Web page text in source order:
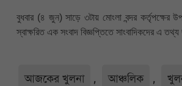
বুধবার (৪ জুন) সাড়ে ৩টায় মোংলা বন্দর কর্তৃপক্ষের
স্বাক্ষরিত এক সংবাদ বিজ্ঞপ্তিতে সাংবাদিকদের এ তথ্য
আজকের খুলনা , আঞ্চলিক ,